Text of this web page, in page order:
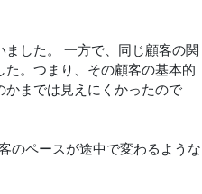
した。 一方で、同じ顧客の関
。つまり、その顧客の基本的
までは見えにくかったので
のペースが途中で変わるような